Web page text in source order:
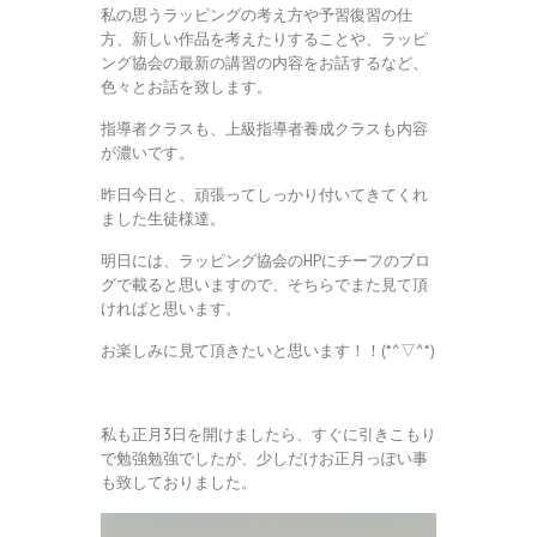
私の思うラッピングの考え方や予習復習の仕
方、新しい作品を考えたりすることや、ラッピ
ング協会の最新の講習の内容をお話するなど、
色々とお話を致します。
指導者クラスも、上級指導者養成クラスも内容
が濃いです。
昨日今日と、頑張ってしっかり付いてきてくれ
ました生徒様達。
明日には、ラッピング協会のHPにチーフのブロ
グで載ると思いますので、そちらでまた見て頂
ければと思います。
お楽しみに見て頂きたいと思います！！(*^▽^*)
私も正月3日を開けましたら、すぐに引きこもり
で勉強勉強でしたが、少しだけお正月っぽい事
も致しておりました。